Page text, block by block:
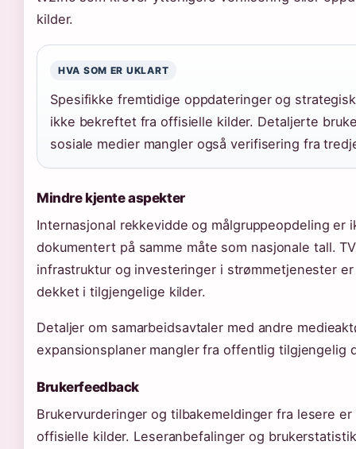
kilder.
HVA SOM ER UKLART
Spesifikke fremtidige oppdateringer og
ikke bekreftet fra offisielle kilder. Detaljerte
sosiale medier mangler også verifisering fra
Mindre kjente aspekter
Internasjonal rekkevidde og målgruppeopdeling er
dokumentert på samme måte som nasjonale tall.
infrastruktur og investeringer i strømmetjenester
dekket i tilgjengelige kilder.
Detaljer om samarbeidsavtaler med andre
expansionsplaner mangler fra offentlig tilgjengelig
Brukerfeedback
Brukervurderinger og tilbakemeldinger fra lesere
offisielle kilder. Leseranbefalinger og